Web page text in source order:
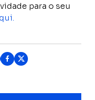
para o seu